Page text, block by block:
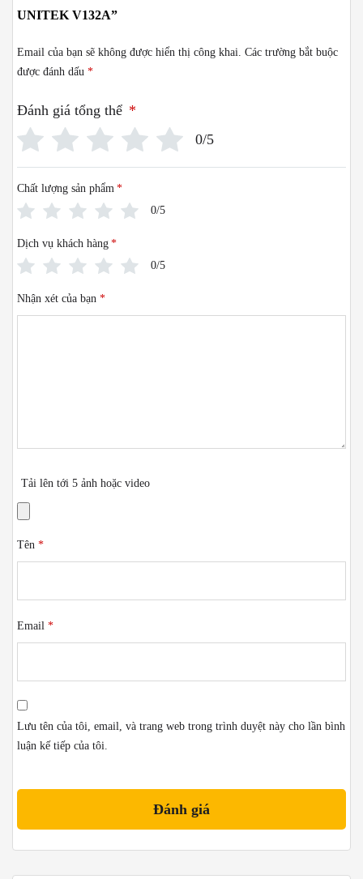
UNITEK V132A”
Email của bạn sẽ không được hiển thị công khai. Các trường bắt buộc
được đánh dấu *
Đánh giá tổng thể *
0/5
Chất lượng sản phẩm *
0/5
Dịch vụ khách hàng *
0/5
Nhận xét của bạn *
Tải lên tới 5 ảnh hoặc video
Tên *
Email *
Lưu tên của tôi, email, và trang web trong trình duyệt này cho lần bình
luận kế tiếp của tôi.